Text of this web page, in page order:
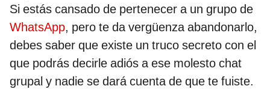
Si estás cansado de pertenecer a un grupo de
WhatsApp, pero te da vergüenza abandonarlo,
debes saber que existe un truco secreto con el
que podrás decirle adiós a ese molesto chat
grupal y nadie se dará cuenta de que te fuiste.